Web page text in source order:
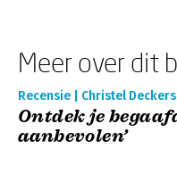
Meer over dit
Recensie | Christel Deckers
Ontdek je
aanbevolen’